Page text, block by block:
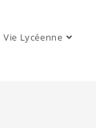
Vie Lycéenne